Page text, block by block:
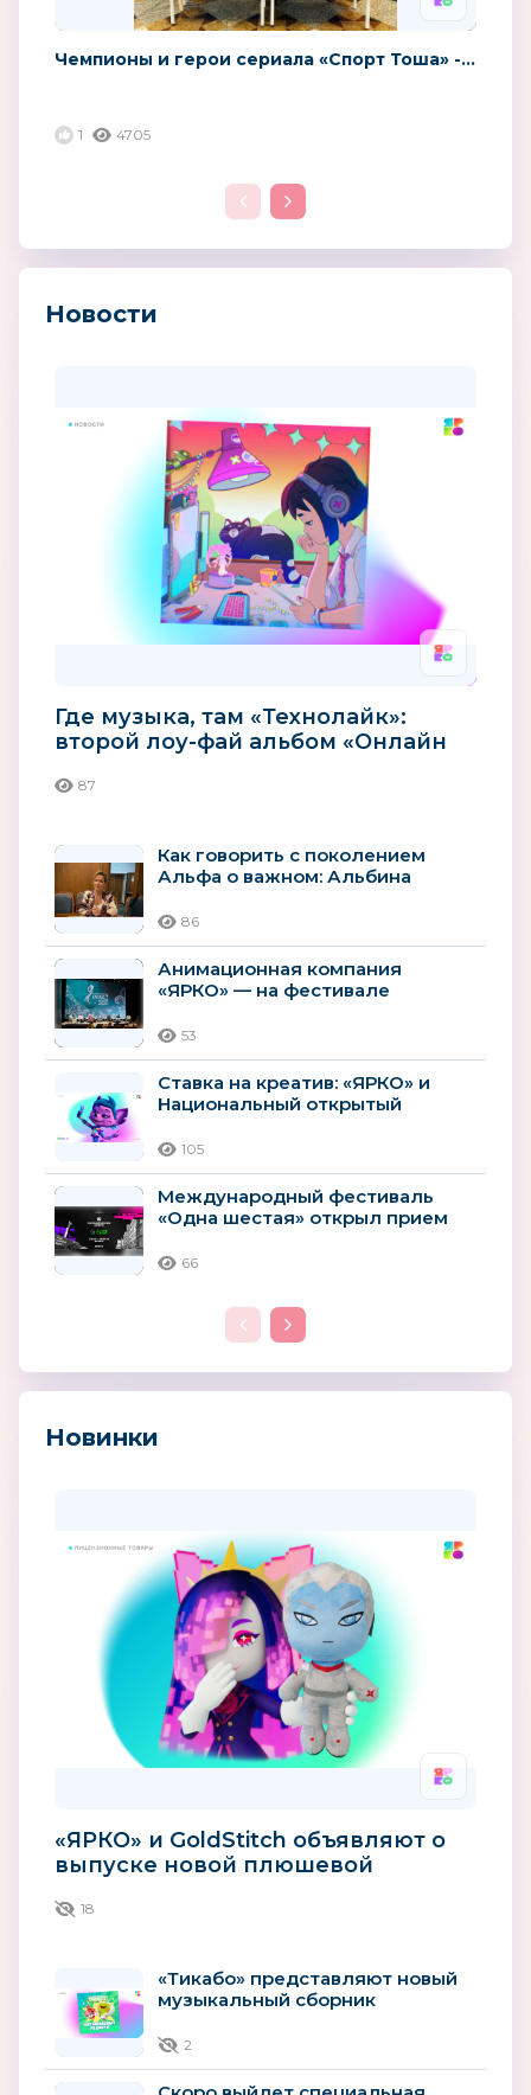
Чемпионы и герои сериала «Спорт Тоша» -...
1 4705
Новости
Где музыка, там «Технолайк»:
второй лоу-фай альбом «Онлайн
87
Как говорить с поколением
Альфа о важном: Альбина
анимации в...
86
Анимационная компания
«ЯРКО» — на фестивале
53
Ставка на креатив: «ЯРКО» и
Национальный открытый
компетенций...
105
Международный фестиваль
«Одна шестая» открыл прием
актерскую...
66
Новинки
«ЯРКО» и GoldStitch объявляют о
выпуске новой плюшевой
18
«Тикабо» представляют новый
музыкальный сборник
2